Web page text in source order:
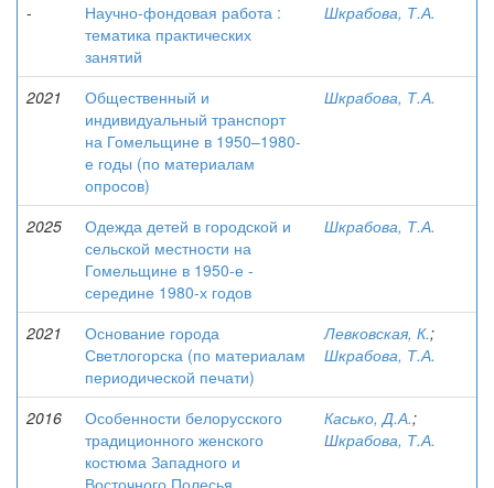
-
Научно-фондовая работа :
тематика практических
занятий
Шкрабова, Т.А.
2021
Общественный и
индивидуальный транспорт
на Гомельщине в 1950–1980-
е годы (по материалам
опросов)
Шкрабова, Т.А.
2025
Одежда детей в городской и
сельской местности на
Гомельщине в 1950-е -
середине 1980-х годов
Шкрабова, Т.А.
2021
Основание города
Светлогорска (по материалам
периодической печати)
Левковская, К.;
Шкрабова, Т.А.
2016
Особенности белорусского
традиционного женского
костюма Западного и
Восточного Полесья
Касько, Д.А.;
Шкрабова, Т.А.